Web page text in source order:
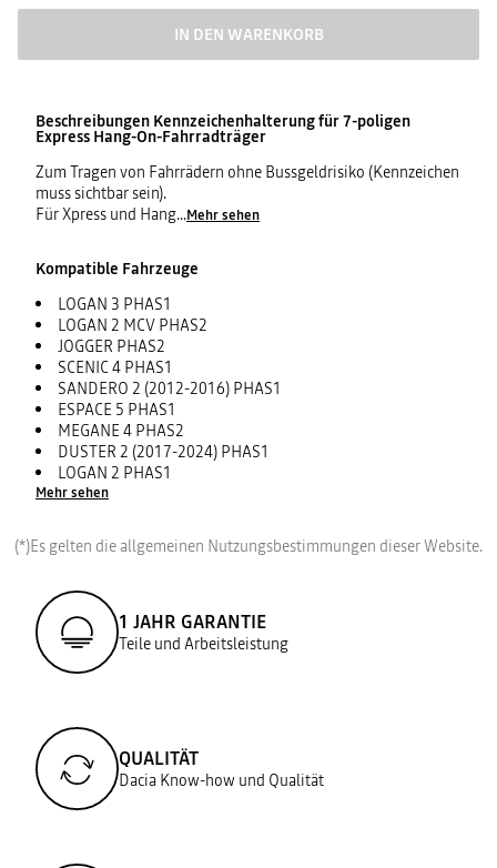
IN DEN WARENKORB
Beschreibungen Kennzeichenhalterung für 7-poligen
Express Hang-On-Fahrradträger
Zum Tragen von Fahrrädern ohne Bussgeldrisiko (Kennzeichen
muss sichtbar sein).
Für Xpress und Hang...Mehr sehen
Kompatible Fahrzeuge
LOGAN 3 PHAS1
LOGAN 2 MCV PHAS2
JOGGER PHAS2
SCENIC 4 PHAS1
SANDERO 2 (2012-2016) PHAS1
ESPACE 5 PHAS1
MEGANE 4 PHAS2
DUSTER 2 (2017-2024) PHAS1
LOGAN 2 PHAS1
Mehr sehen
(*)Es gelten die allgemeinen Nutzungsbestimmungen dieser Website.
1 JAHR GARANTIE
Teile und Arbeitsleistung
QUALITÄT
Dacia Know-how und Qualität